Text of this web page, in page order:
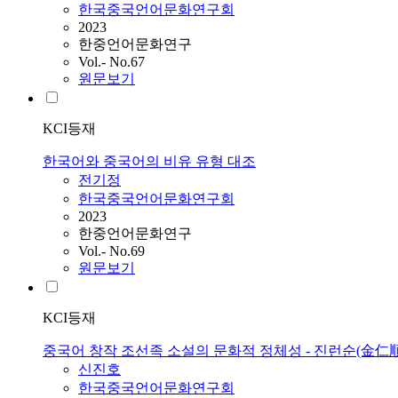
한국중국언어문화연구회
2023
한중언어문화연구
Vol.- No.67
원문보기
KCI등재
한국어와 중국어의 비유 유형 대조
전기정
한국중국언어문화연구회
2023
한중언어문화연구
Vol.- No.69
원문보기
KCI등재
중국어 창작 조선족 소설의 문화적 정체성 - 진런순(金仁
신진호
한국중국언어문화연구회